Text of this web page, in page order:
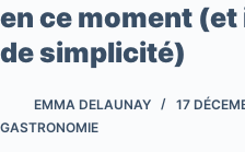
en ce moment
de simplicité)
EMMA DELAUNAY
17
GASTRONOMIE